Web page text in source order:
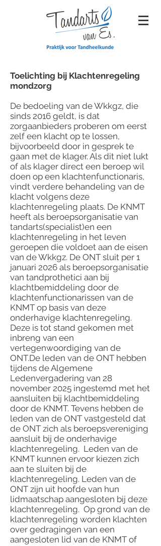
Toelichting bij Klachtenregeling
mondzorg
De bedoeling van de Wkkgz, die
sinds 2016 geldt, is dat
zorgaanbieders proberen om eerst
zelf een klacht op te lossen,
bijvoorbeeld door in gesprek te
gaan met de klager. Als dit niet lukt
of als klager direct een beroep wil
doen op een klachtenfunctionaris,
vindt verdere behandeling van de
klacht volgens deze
klachtenregeling plaats. De KNMT
heeft als beroepsorganisatie van
tandarts(specialist)en een
klachtenregeling in het leven
geroepen die voldoet aan de eisen
van de Wkkgz. De ONT sluit per 1
januari 2026 als beroepsorganisatie
van tandprothetici aan bij
klachtbemiddeling door de
klachtenfunctionarissen van de
KNMT op basis van deze
onderhavige klachtenregeling.
Deze is tot stand gekomen met
inbreng van een
vertegenwoordiging van de
ONT.De leden van de ONT hebben
tijdens de Algemene
Ledenvergadering van 28
november 2025 ingestemd met het
aansluiten bij klachtbemiddeling
door de KNMT. Tevens hebben de
leden van de ONT vastgesteld dat
de ONT zich als beroepsvereniging
aansluit bij de onderhavige
klachtenregeling. Leden van de
KNMT kunnen ervoor kiezen zich
aan te sluiten bij de
klachtenregeling. Leden van de
ONT zijn uit hoofde van hun
lidmaatschap aangesloten bij deze
klachtenregeling. Op grond van de
klachtenregeling worden klachten
over gedragingen van een
aangesloten lid van de KNMT of